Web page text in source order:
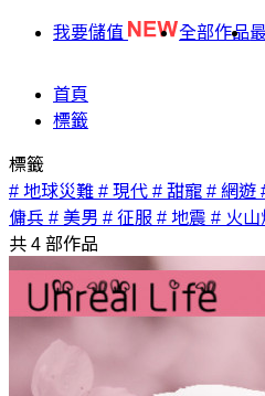
我要儲值 全部作品
首頁
標籤
標籤
# 地球災難 # 現代 # 甜寵 # 網遊
傭兵 # 美男 # 征服 # 地震 # 火山
共 4 部作品